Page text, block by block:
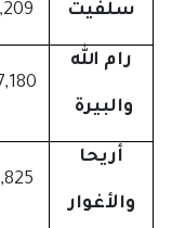
سلفيت
رام الله
والبيرة
أريحا
والأغوار